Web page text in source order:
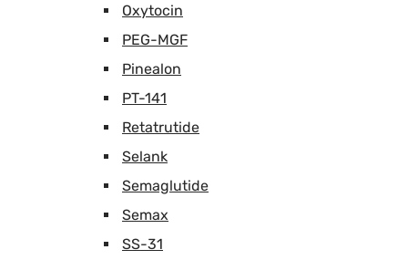
Oxytocin
PEG-MGF
Pinealon
PT-141
Retatrutide
Selank
Semaglutide
Semax
SS-31